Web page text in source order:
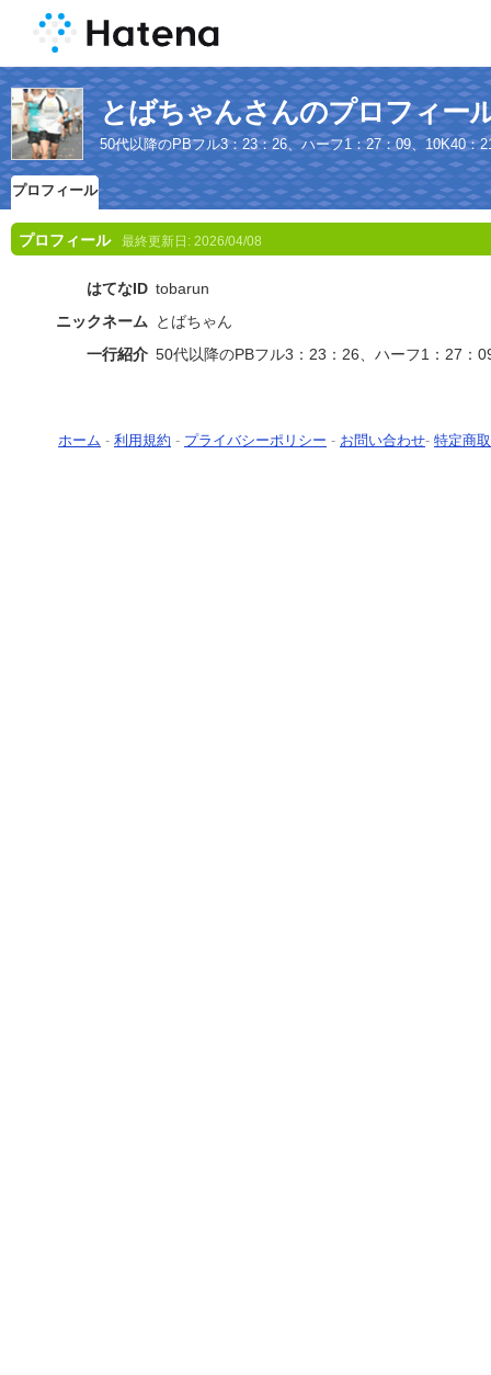
とばちゃんさんのプロフィー
50代以降のPBフル3：23：26、ハーフ1：27：09、10K40：
プロフィール
プロフィール 最終更新日: 2026/04/08
はてなID tobarun
ニックネーム とばちゃん
一行紹介 50代以降のPBフル3：23：26、ハーフ1：27：
ホーム - 利用規約 - プライバシーポリシー - お問い合わせ- 特定商